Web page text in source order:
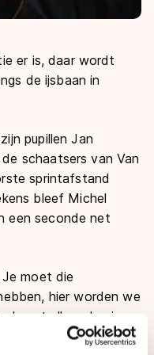
er is, daar wordt
de ijsbaan in
pupillen Jan
schaatsers van Van
sprintafstand
bleef Michel
een seconde net
moet die
hier worden we
met elkaar bezig
staat ook niet